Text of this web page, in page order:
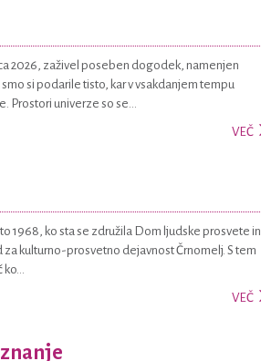
2026, zaživel poseben dogodek, namenjen
si podarile tisto, kar v vsakdanjem tempu
univerze so se...
VEČ
1968, ko sta se združila Dom ljudske prosvete in
kulturno-prosvetno dejavnost Črnomelj. S tem
VEČ